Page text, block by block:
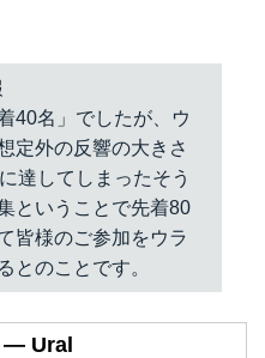
40名」でしたが、ウ
定外の反響の大きさ
達してしまったそう
ということで先着80
皆様のご参加をウラ
とのことです。
— Ural